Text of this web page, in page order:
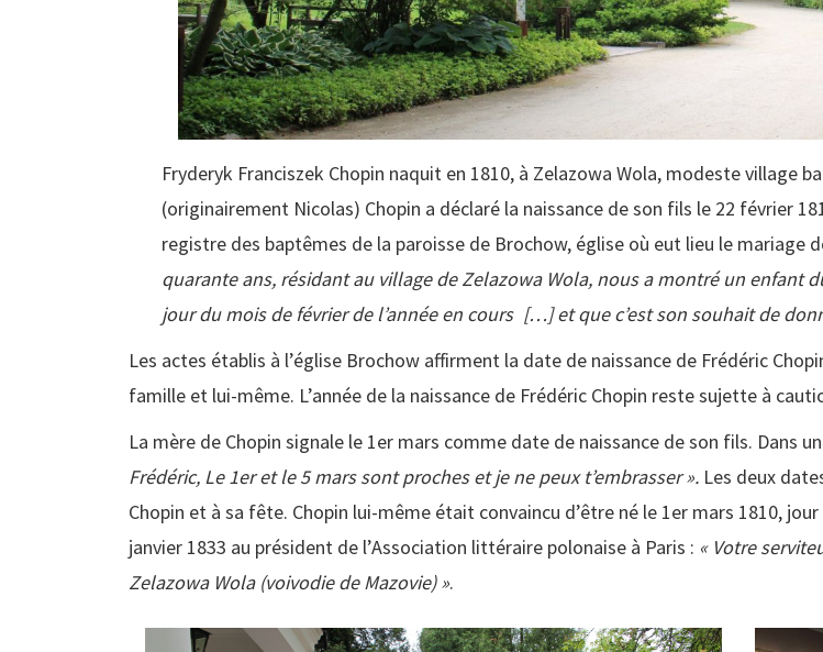
Fryderyk Franciszek Chopin naquit en 1810, à Zelazowa Wola, modeste village
(originairement Nicolas) Chopin a déclaré la naissance de son fils le 22 février
registre des baptêmes de la paroisse de Brochow, église où eut lieu le mariage
quarante ans, résidant au village de Zelazowa Wola, nous a montré un enfant
jour du mois de février de l’année en cours […] et que c’est son souhait de
Les actes établis à l’église Brochow affirment la date de naissance de Frédéric
famille et lui-même. L’année de la naissance de Frédéric Chopin reste sujette à
La mère de Chopin signale le 1er mars comme date de naissance de son fils. Dans
Frédéric, Le 1er et le 5 mars sont proches et je ne peux t’embrasser ». Les deux
Chopin et à sa fête. Chopin lui-même était convaincu d’être né le 1er mars 1810,
janvier 1833 au président de l’Association littéraire polonaise à Paris : « Votre
Zelazowa Wola (voivodie de Mazovie) ».